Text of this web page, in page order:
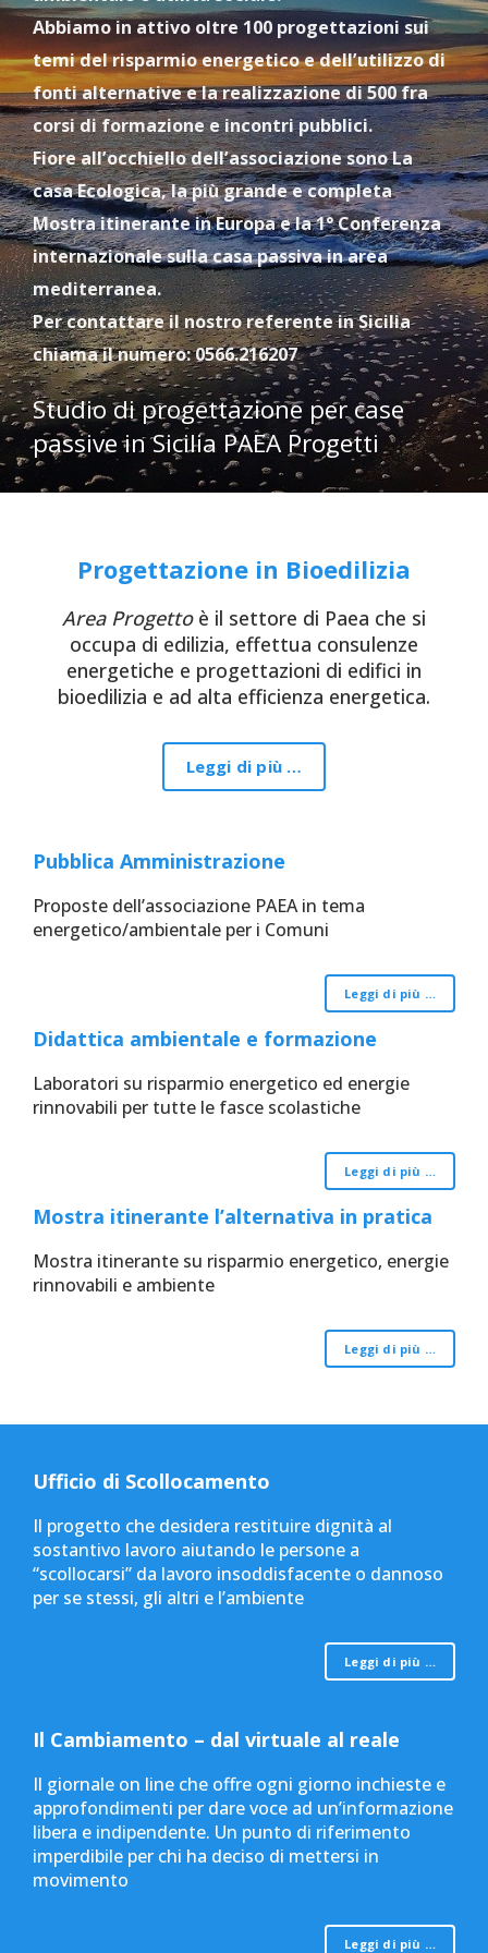
Abbiamo in attivo oltre 100 progettazioni sui
temi del risparmio energetico e dell’utilizzo di
fonti alternative e la realizzazione di 500 fra
corsi di formazione e incontri pubblici.
Fiore all’occhiello dell’associazione sono La
casa Ecologica, la più grande e completa
Mostra itinerante in Europa e la 1° Conferenza
internazionale sulla casa passiva in area
mediterranea.
Per contattare il nostro referente in Sicilia
chiama il numero: 0566.216207
Studio di progettazione per case
passive in Sicilia PAEA Progetti
Progettazione in Bioedilizia
Area Progettoè il settore di Paea che si
occupa di edilizia, effettua consulenze
energetiche e progettazioni di edifici in
bioedilizia e ad alta efficienza energetica.
Leggi di più …
Pubblica Amministrazione
Proposte dell’associazione PAEA in tema
energetico/ambientale per i Comuni
Leggi di più …
Didattica ambientale e formazione
Laboratori su risparmio energetico ed energie
rinnovabili per tutte le fasce scolastiche
Leggi di più …
Mostra itinerante l’alternativa in pratica
Mostra itinerante su risparmio energetico, energie
rinnovabili e ambiente
Leggi di più …
Ufficio di Scollocamento
Il progetto che desidera restituire dignità al
sostantivo lavoro aiutando le persone a
“scollocarsi” da lavoro insoddisfacente o dannoso
per se stessi, gli altri e l’ambiente
Leggi di più …
Il Cambiamento – dal virtuale al reale
Il giornale on line che offre ogni giorno inchieste e
approfondimenti per dare voce ad un’informazione
libera e indipendente. Un punto di riferimento
imperdibile per chi ha deciso di mettersi in
movimento
Leggi di più …